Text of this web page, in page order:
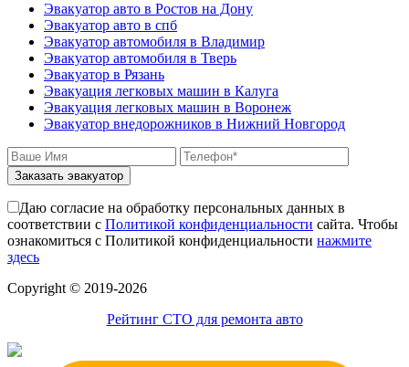
Эвакуатор авто в Ростов на Дону
Эвакуатор авто в спб
Эвакуатор автомобиля в Владимир
Эвакуатор автомобиля в Тверь
Эвакуатор в Рязань
Эвакуация легковых машин в Калуга
Эвакуация легковых машин в Воронеж
Эвакуатор внедорожников в Нижний Новгород
Заказать эвакуатор
Даю согласие на обработку персональных данных в
соответствии с Политикой конфиденциальности сайта. Чтобы
ознакомиться с Политикой конфиденциальности нажмите
здесь
Сopyright © 2019-2026
Рейтинг СТО для ремонта авто